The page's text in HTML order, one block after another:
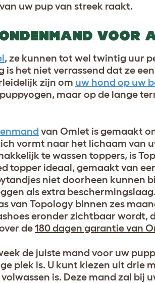
uw pup van streek raakt.
VOOR
, ze kunnen tot wel twintig uur
is het niet verrassend dat ze
zijn om uw hond op uw
maar op de lange
van Omlet is gemaakt
vormt naar het lichaam van
te wassen toppers, is
topper ideaal, gemaakt van
niet doorheen kunnen
als extra
van Topology binnen zes
eronder zichtbaar wordt,
de180 dagen garantie van
de juiste mand voor uw
plek is. U kunt kiezen uit drie
is. Deze mand zal bij